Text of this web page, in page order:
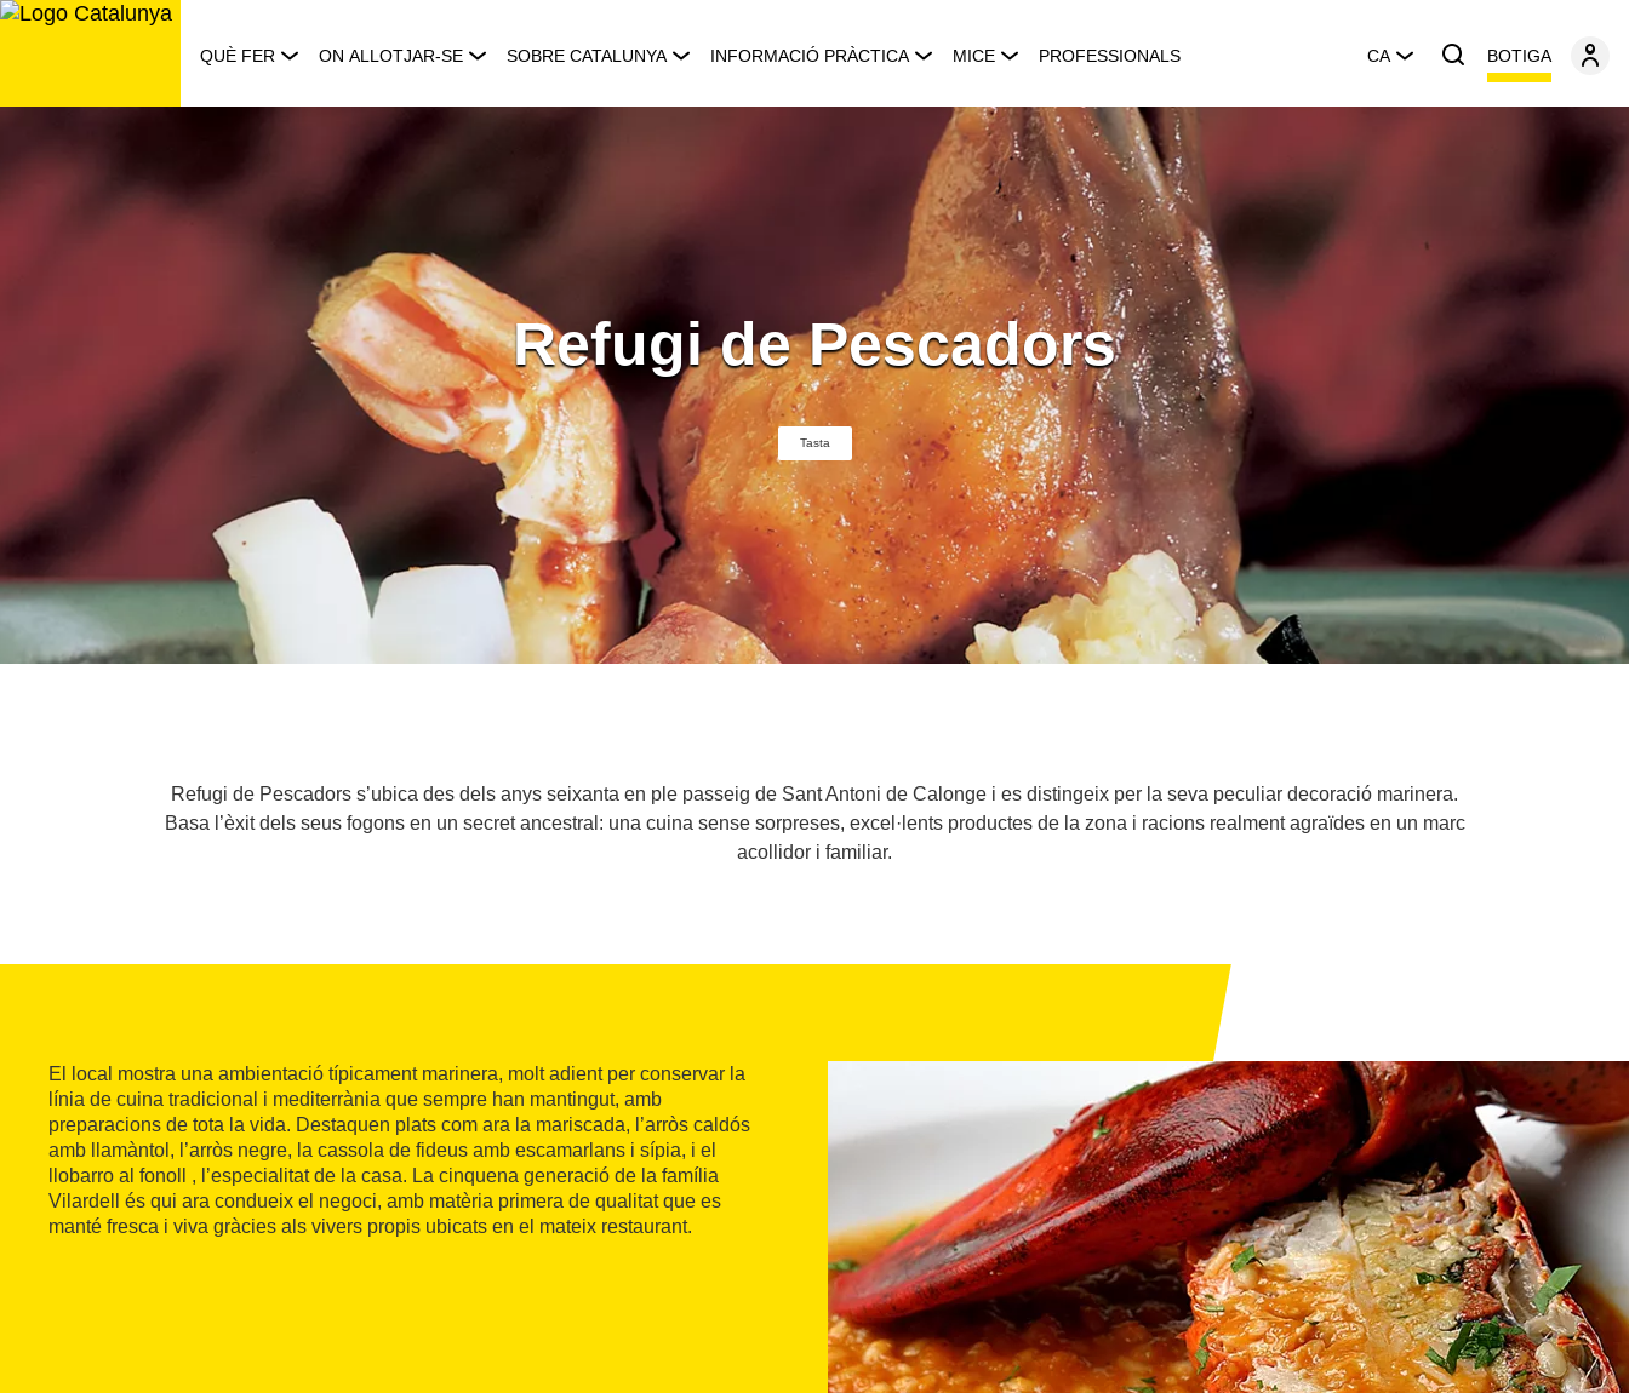
Saltar
QUÈ FER ON ALLOTJAR-SE SOBRE CATALUNYA INFORMACIÓ PRÀCTICA MICE PROFESSIONALS CA BOTIGA
Refugi de Pescadors
Tasta
Refugi de Pescadors s’ubica des dels anys seixanta en ple passeig de Sant Antoni de Calonge i es distingeix per la seva peculiar decoració marinera.
Basa l’èxit dels seus fogons en un secret ancestral: una cuina sense sorpreses, excel·lents productes de la zona i racions realment agraïdes en un marc
acollidor i familiar.
El local mostra una ambientació típicament marinera, molt adient per conservar la
línia de cuina tradicional i mediterrània que sempre han mantingut, amb
preparacions de tota la vida. Destaquen plats com ara la mariscada, l’arròs caldós
amb llamàntol, l’arròs negre, la cassola de fideus amb escamarlans i sípia, i el
llobarro al fonoll , l’especialitat de la casa. La cinquena generació de la família
Vilardell és qui ara condueix el negoci, amb matèria primera de qualitat que es
manté fresca i viva gràcies als vivers propis ubicats en el mateix restaurant.